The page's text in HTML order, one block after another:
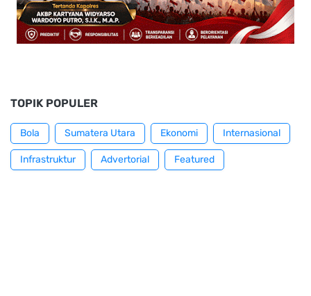
TOPIK POPULER
Bola Sumatera Utara Ekonomi Internasional
Infrastruktur Advertorial Featured